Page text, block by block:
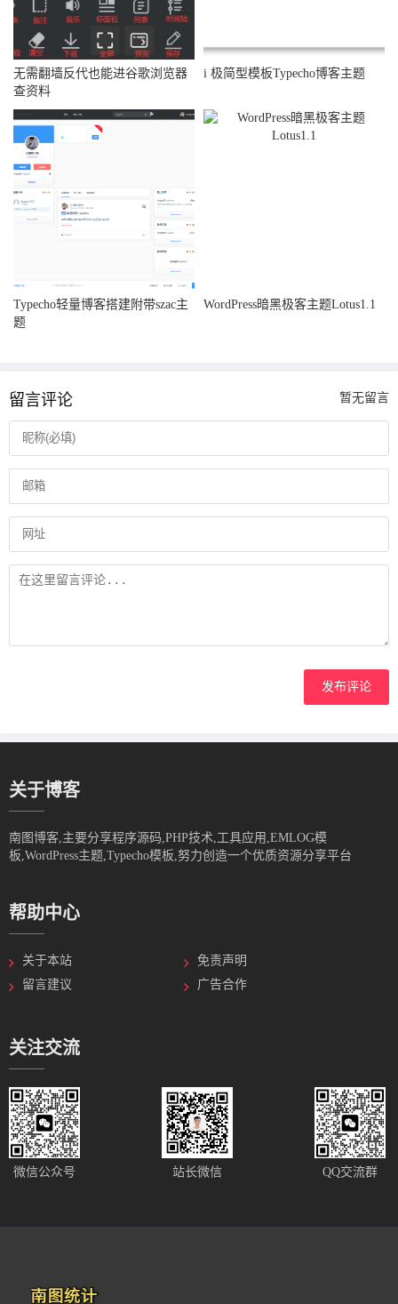
无需翻墙反代也能进谷歌浏览器
查资料
i 极简型模板Typecho博客主题
Typecho轻量博客搭建附带szac主
题
WordPress暗黑极客主题Lotus1.1
留言评论 暂无留言
发布评论
关于博客
南图博客,主要分享程序源码,PHP技术,工具应用,EMLOG模
板,WordPress主题,Typecho模板,努力创造一个优质资源分享平台
帮助中心
关于本站
免责声明
留言建议
广告合作
关注交流
微信公众号 站长微信 QQ交流群